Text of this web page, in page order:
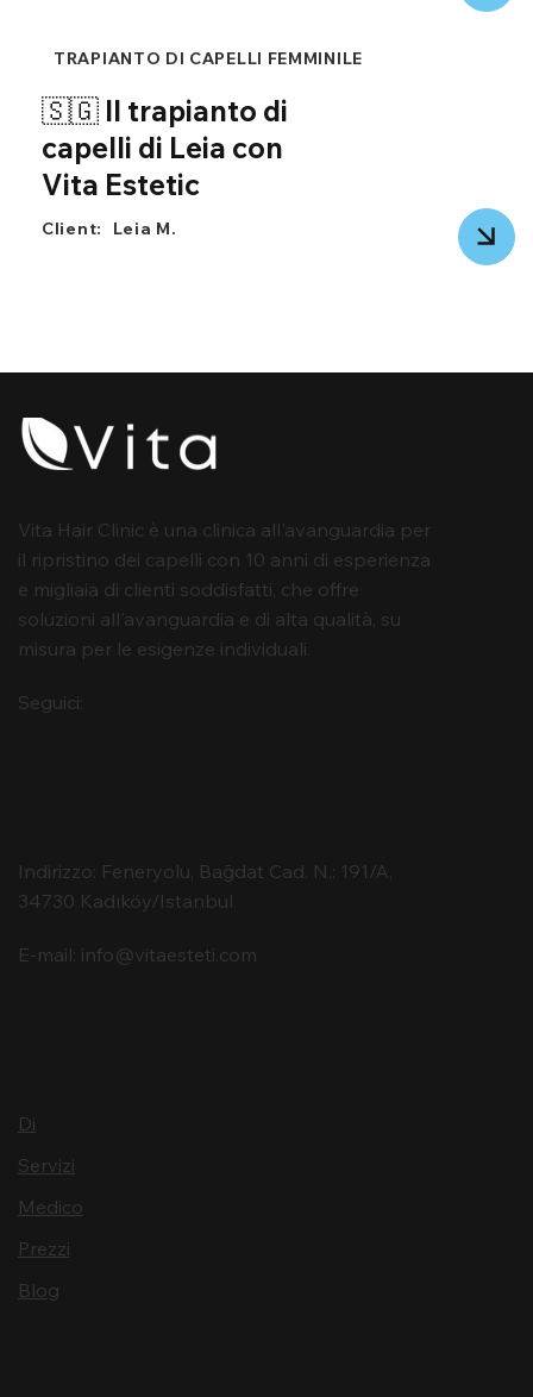
TRAPIANTO DI CAPELLI FEMMINILE
🇸🇬 Il trapianto di
capelli di Leia con
Vita Estetic
Client: Leia M.
Vita Hair Clinic è una clinica all'avanguardia per
il ripristino dei capelli con 10 anni di esperienza
e migliaia di clienti soddisfatti, che offre
soluzioni all'avanguardia e di alta qualità, su
misura per le esigenze individuali.
Seguici:
Indirizzo: Feneryolu, Bağdat Cad. N.: 191/A,
34730 Kadıköy/Istanbul
E-mail: info@vitaesteti.com
Di
Servizi
Medico
Prezzi
Blog